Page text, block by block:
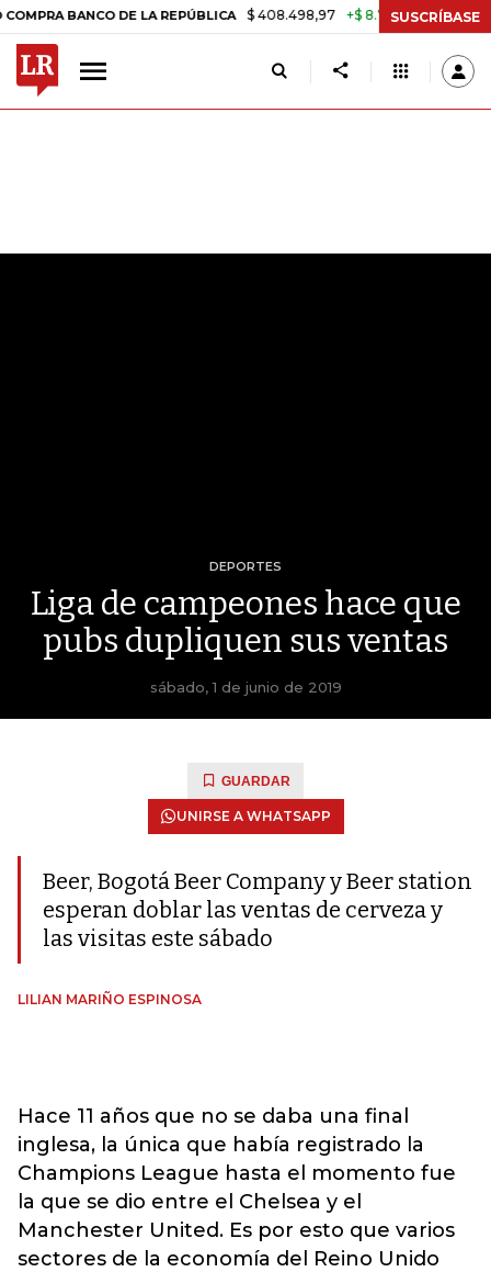
DE LA REPÚBLICA $ 408.498,97 +$ 8.753,81 +2,19% TASA
SUSCRÍBASE
DEPORTES
Liga de campeones hace que
pubs dupliquen sus ventas
sábado, 1 de junio de 2019
GUARDAR
UNIRSE A WHATSAPP
Beer, Bogotá Beer Company y Beer station
esperan doblar las ventas de cerveza y
las visitas este sábado
LILIAN MARIÑO ESPINOSA
Hace 11 años que no se daba una final
inglesa, la única que había registrado la
Champions League hasta el momento fue
la que se dio entre el Chelsea y el
Manchester United. Es por esto que varios
sectores de la economía del Reino Unido